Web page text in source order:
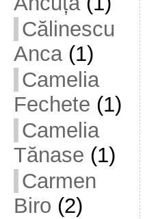
Călinescu
Anca(1)
Camelia
Fechete (1)
Camelia
Tănase (1)
Carmen
Biro (2)